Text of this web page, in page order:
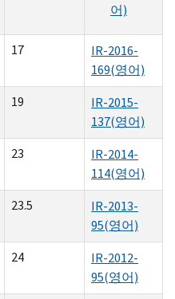
어)
17
IR-2016-
169(영어)
19
IR-2015-
137(영어)
23
IR-2014-
114(영어)
23.5
IR-2013-
95(영어)
24
IR-2012-
95(영어)